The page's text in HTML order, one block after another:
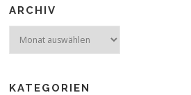
ARCHIV
KATEGORIEN